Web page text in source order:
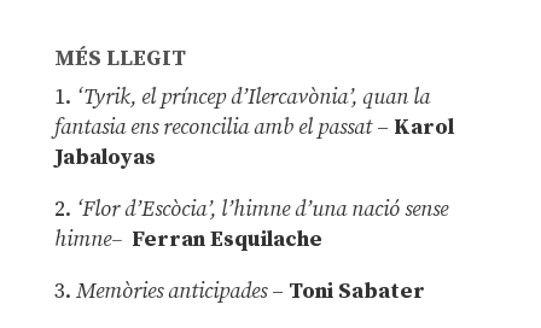
MÉS LLEGIT
1. ‘Tyrik, el príncep d’Ilercavònia’, quan la
fantasia ens reconcilia amb el passat– Karol
Jabaloyas
2. ‘Flor d’Escòcia’, l’himne d’una nació sense
himne– Ferran Esquilache
3. Memòries anticipades– Toni Sabater